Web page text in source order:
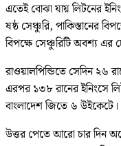
এতেই বোঝা যায় লিটনের
ষষ্ঠ সেঞ্চুরি, পাকিস্তানের
বিপক্ষে সেঞ্চুরিটি অবশ্য এর
রাওয়ালপিন্ডিতে সেদিন ২৬
এরপর ১৩৮ রানের ইনিংসে
বাংলাদেশ জিতে ৬
উত্তর পেতে আরো চার দিন